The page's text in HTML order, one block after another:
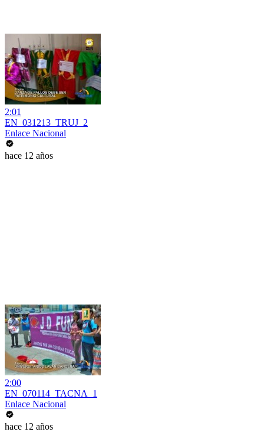
2:01
EN_031213_TRUJ_2
Enlace Nacional
hace 12 años
2:00
EN_070114_TACNA_1
Enlace Nacional
hace 12 años